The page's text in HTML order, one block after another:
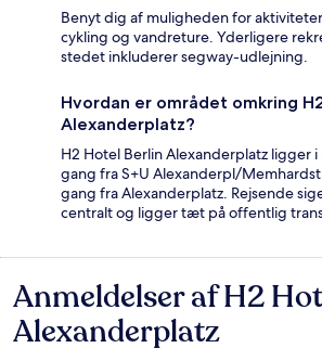
Benyt dig af muligheden for
cykling og vandreture. Yderligere
stedet inkluderer segway-udlejning.
Hvordan er området omkring
Alexanderplatz?
H2 Hotel Berlin Alexanderplatz ligger
gang fra S+U Alexanderpl/
gang fra Alexanderplatz. Rejsende
centralt og ligger tæt på offentlig
Anmeldelser
Anmeldelser af H2
Alexanderplatz